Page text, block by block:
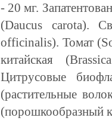
- 20 мг.
(Daucus carota).
officinalis). Томат
китайская
Цитрусовые
(растительные
(порошкообразный